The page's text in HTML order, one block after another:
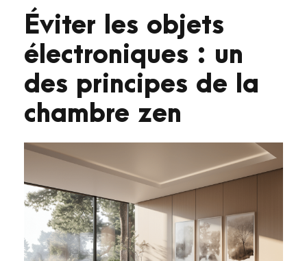
Éviter les objets
électroniques : un
des principes de la
chambre zen